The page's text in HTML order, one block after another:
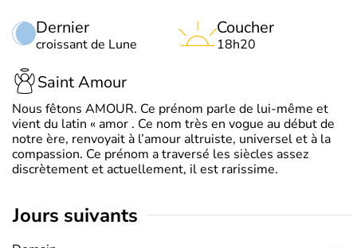
Dernier
croissant de Lune
Coucher
18h20
Saint Amour
Nous fêtons AMOUR. Ce prénom parle de lui-même et
vient du latin « amor . Ce nom très en vogue au début de
notre ère, renvoyait à l’amour altruiste, universel et à la
compassion. Ce prénom a traversé les siècles assez
discrètement et actuellement, il est rarissime.
jours suivants